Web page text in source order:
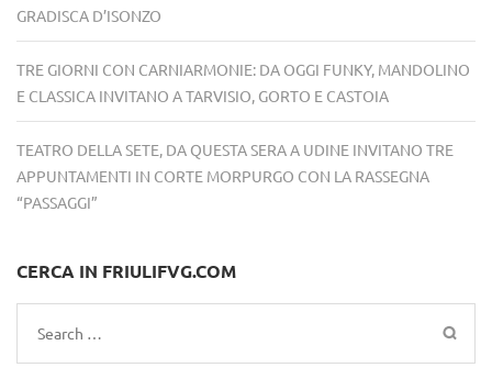
GRADISCA D’ISONZO
TRE GIORNI CON CARNIARMONIE: DA OGGI FUNKY, MANDOLINO
E CLASSICA INVITANO A TARVISIO, GORTO E CASTOIA
TEATRO DELLA SETE, DA QUESTA SERA A UDINE INVITANO TRE
APPUNTAMENTI IN CORTE MORPURGO CON LA RASSEGNA
“PASSAGGI”
CERCA IN FRIULIFVG.COM
Search
for: